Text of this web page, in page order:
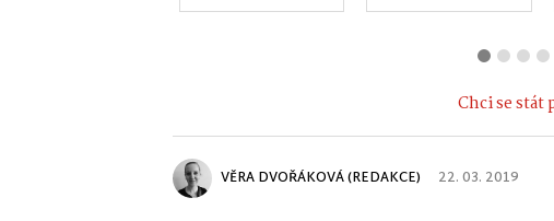
Chci se stát
VĚRA DVOŘÁKOVÁ (REDAKCE) 22. 03. 2019